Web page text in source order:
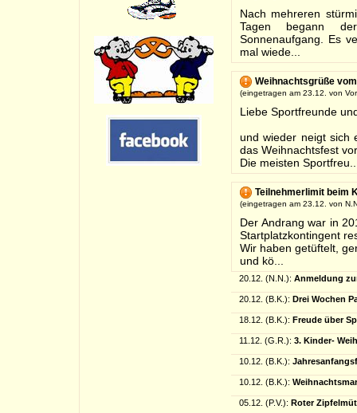
Nach mehreren
Tagen begann
Sonnenaufgang. Es
mal wiede...
Weihnachtsgrüße
(eingetragen am 23.12. von
Liebe Sportfreunde
und wieder neigt sich
das Weihnachtsfest
Die meisten
Teilnehmerlimit beim
(eingetragen am 23.12. von
Der Andrang war in
Startplatzkontingent
Wir haben getüftelt,
und kö...
20.12. (N.N.): Anmeldung
20.12. (B.K.): Drei Wochen
18.12. (B.K.): Freude über
11.12. (G.R.): 3. Kinder-
10.12. (B.K.):
10.12. (B.K.):
05.12. (P.V.): Roter